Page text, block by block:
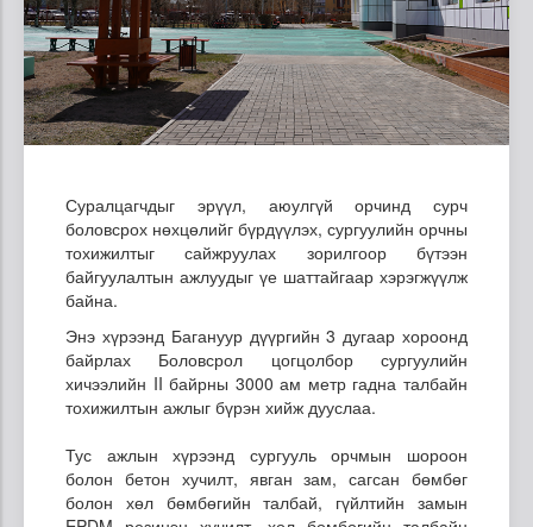
Суралцагчдыг эрүүл, аюулгүй орчинд сурч
боловсрох нөхцөлийг бүрдүүлэх, сургуулийн орчны
тохижилтыг сайжруулах зорилгоор бүтээн
байгуулалтын ажлуудыг үе шаттайгаар хэрэгжүүлж
байна.
Энэ хүрээнд Багануур дүүргийн 3 дугаар хороонд
байрлах Боловсрол цогцолбор сургуулийн
хичээлийн II байрны 3000 ам метр гадна талбайн
тохижилтын ажлыг бүрэн хийж дууслаа.
Тус ажлын хүрээнд сургууль орчмын шороон
болон бетон хучилт, явган зам, сагсан бөмбөг
болон хөл бөмбөгийн талбай, гүйлтийн замын